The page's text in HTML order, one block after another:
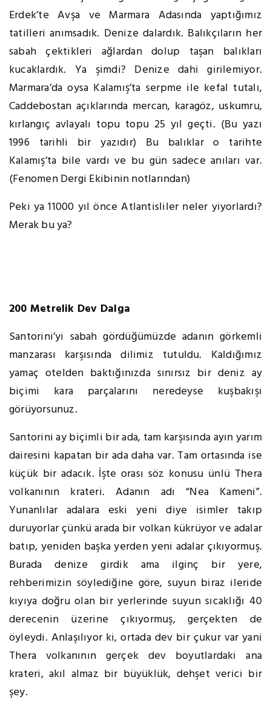
Erdek’te Avşa ve Marmara Adasında yaptığımız
tatilleri anımsadık. Denize dalardık. Balıkçıların her
sabah çektikleri ağlardan dolup taşan balıkları
kucaklardık. Ya şimdi? Denize dahi girilemiyor.
Marmara’da oysa Kalamış’ta serpme ile kefal tutalı,
Caddebostan açıklarında mercan, karagöz, uskumru,
kırlangıç avlayalı topu topu 25 yıl geçti. (Bu yazı
1996 tarihli bir yazıdır) Bu balıklar o tarihte
Kalamış’ta bile vardı ve bu gün sadece anıları var.
(Fenomen Dergi Ekibinin notlarından)
Peki ya 11000 yıl önce Atlantisliler neler yiyorlardı?
Merak bu ya?
200 Metrelik Dev Dalga
Santorini’yi sabah gördüğümüzde adanın görkemli
manzarası karşısında dilimiz tutuldu. Kaldığımız
yamaç otelden baktığınızda sınırsız bir deniz ay
biçimi kara parçalarını neredeyse kuşbakışı
görüyorsunuz.
Santorini ay biçimli bir ada, tam karşısında ayın yarım
dairesini kapatan bir ada daha var. Tam ortasında ise
küçük bir adacık. İşte orası söz konusu ünlü Thera
volkanının krateri. Adanın adı “Nea Kameni”.
Yunanlılar adalara eski yeni diye isimler takıp
duruyorlar çünkü arada bir volkan kükrüyor ve adalar
batıp, yeniden başka yerden yeni adalar çıkıyormuş.
Burada denize girdik ama ilginç bir yere,
rehberimizin söylediğine göre, suyun biraz ileride
kıyıya doğru olan bir yerlerinde suyun sıcaklığı 40
derecenin üzerine çıkıyormuş, gerçekten de
öyleydi. Anlaşılıyor ki, ortada dev bir çukur var yani
Thera volkanının gerçek dev boyutlardaki ana
krateri, akıl almaz bir büyüklük, dehşet verici bir
şey.